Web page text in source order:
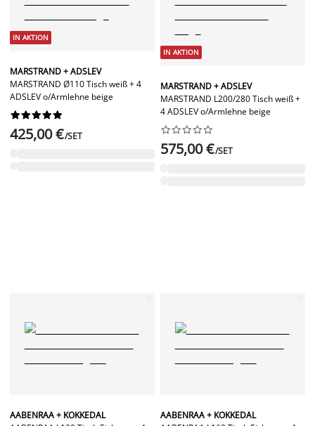
IN AKTION
MARSTRAND + ADSLEV
MARSTRAND Ø110 Tisch weiß + 4
ADSLEV o/Armlehne beige






425,00 €/SET
IN AKTION
MARSTRAND + ADSLEV
MARSTRAND L200/280 Tisch weiß +
4 ADSLEV o/Armlehne beige






575,00 €/SET
AABENRAA + KOKKEDAL
AABENRAA + KOKKEDAL